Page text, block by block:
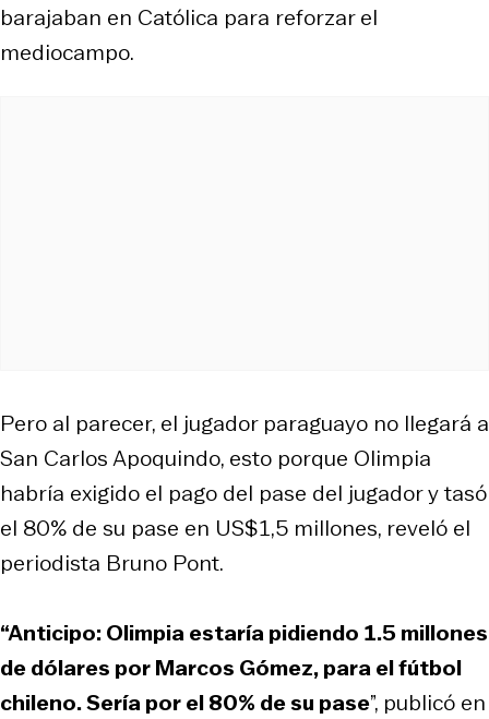
barajaban en Católica para reforzar el
mediocampo.
Pero al parecer, el jugador paraguayo no llegará a
San Carlos Apoquindo, esto porque Olimpia
habría exigido el pago del pase del jugador y tasó
el 80% de su pase en US$1,5 millones, reveló el
periodista Bruno Pont.
“Anticipo: Olimpia estaría pidiendo 1.5 millones
de dólares por Marcos Gómez, para el fútbol
chileno. Sería por el 80% de su pase”, publicó en